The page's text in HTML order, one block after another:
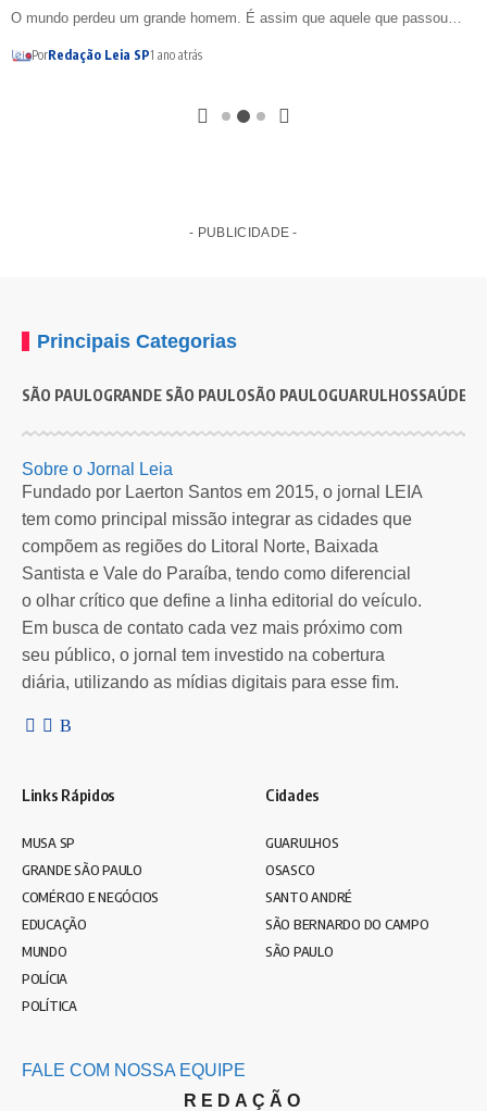
O mundo perdeu um grande homem. É assim que aquele que passou…
PorRedação Leia SP1 ano atrás
- PUBLICIDADE -
Principais Categorias
SÃO PAULOGRANDE SÃO PAULOSÃO PAULOGUARULHOSSAÚDE
Sobre o Jornal Leia
Fundado por Laerton Santos em 2015, o jornal LEIA
tem como principal missão integrar as cidades que
compõem as regiões do Litoral Norte, Baixada
Santista e Vale do Paraíba, tendo como diferencial
o olhar crítico que define a linha editorial do veículo.
Em busca de contato cada vez mais próximo com
seu público, o jornal tem investido na cobertura
diária, utilizando as mídias digitais para esse fim.
Links Rápidos
MUSA SP
GRANDE SÃO PAULO
COMÉRCIO E NEGÓCIOS
EDUCAÇÃO
MUNDO
POLÍCIA
POLÍTICA
Cidades
GUARULHOS
OSASCO
SANTO ANDRÉ
SÃO BERNARDO DO CAMPO
SÃO PAULO
FALE COM NOSSA EQUIPE
REDAÇÃO